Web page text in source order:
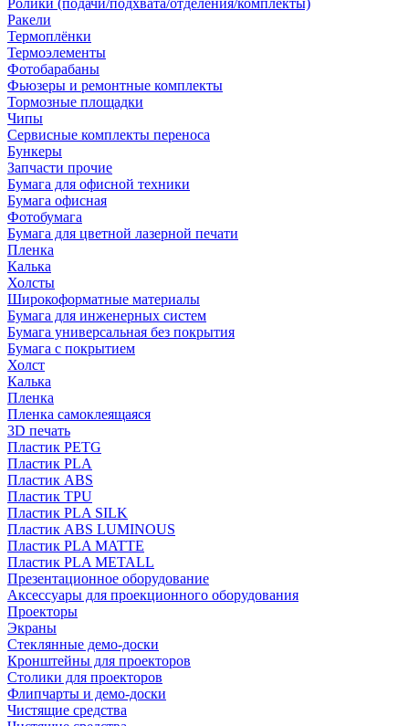
Ролики (подачи/подхвата/отделения/комплекты)
Ракели
Термоплёнки
Термоэлементы
Фотобарабаны
Фьюзеры и ремонтные комплекты
Тормозные площадки
Чипы
Сервисные комплекты переноса
Бункеры
Запчасти прочие
Бумага для офисной техники
Бумага офисная
Фотобумага
Бумага для цветной лазерной печати
Пленка
Калька
Холсты
Широкоформатные материалы
Бумага для инженерных систем
Бумага универсальная без покрытия
Бумага с покрытием
Холст
Калька
Пленка
Пленка самоклеящаяся
3D печать
Пластик PETG
Пластик PLA
Пластик ABS
Пластик TPU
Пластик PLA SILK
Пластик ABS LUMINOUS
Пластик PLA MATTE
Пластик PLA METALL
Презентационное оборудование
Аксессуары для проекционного оборудования
Проекторы
Экраны
Стеклянные демо-доски
Кронштейны для проекторов
Столики для проекторов
Флипчарты и демо-доски
Чистящие средства